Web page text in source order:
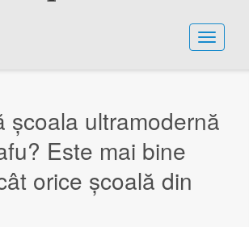
școala ultramodernă
Este mai bine
orice școală din